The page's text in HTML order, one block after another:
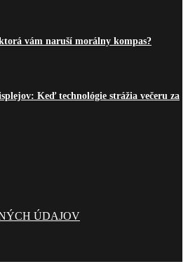
vám naruší morálny kompas?
Keď technológie strážia večeru za
ÚDAJOV